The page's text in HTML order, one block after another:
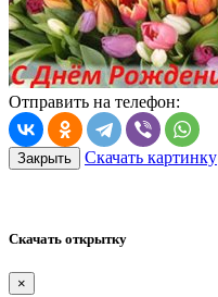
Отправить на телефон:
Закрыть Скачать картинку
Скачать открытку
×